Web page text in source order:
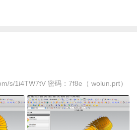
s/1i4TW7tV 密码：7f8e（ wolun.prt）